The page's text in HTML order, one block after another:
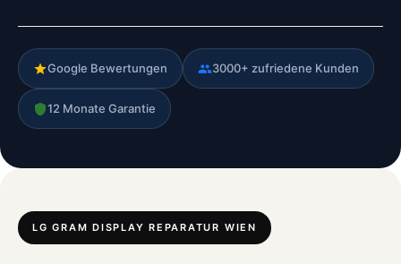
Google Bewertungen 3000+ zufriedene Kunden
12 Monate Garantie
LG GRAM DISPLAY REPARATUR WIEN